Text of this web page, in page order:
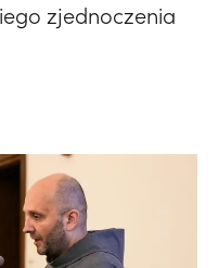
zjednoczenia